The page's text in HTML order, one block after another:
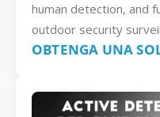
human detection, and
outdoor security
OBTENGA UNA